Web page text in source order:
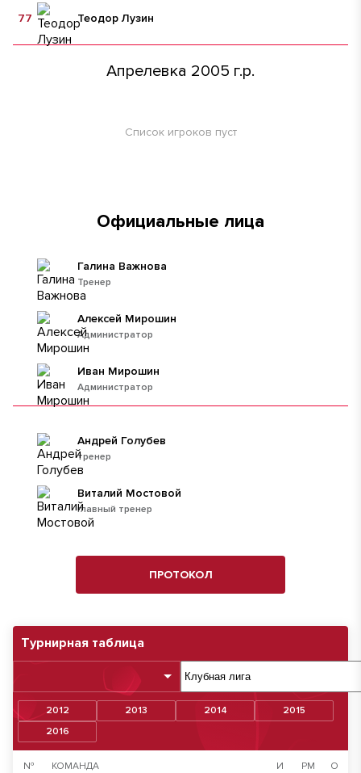
Турнирная таблица
2012 2013 2014
2015
2016
№ КОМАНДА И РМ О
Теодор Лузин
77
Апрелевка 2005 г.р.
Список игроков пуст
Официальные лица
Тренер
Галина Важнова
Администратор
Алексей Мирошин
Администратор
Иван Мирошин
тренер
Андрей Голубев
главный тренер
Виталий Мостовой
ПРОТОКОЛ